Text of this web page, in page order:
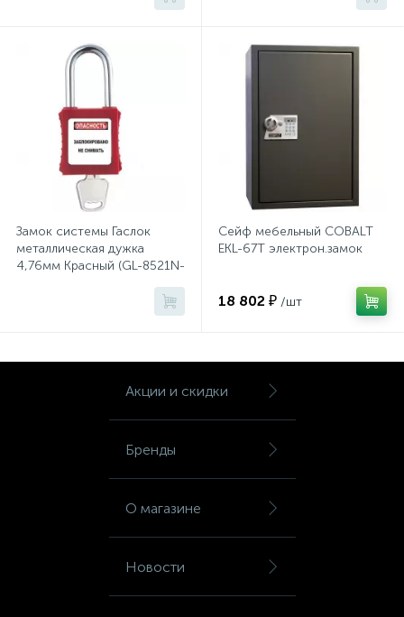
Замок системы Гаслок
металлическая дужка
4,76мм Красный (GL-8521N-
Сейф мебельный СOBALT
EKL-67Т электрон.замок
18 802 ₽ /шт
Акции и скидки
Бренды
О магазине
Новости
Фурнитура к дверям
Цветочницы
Шкафы
Шкафы для бумаг
Шкафы для одежды